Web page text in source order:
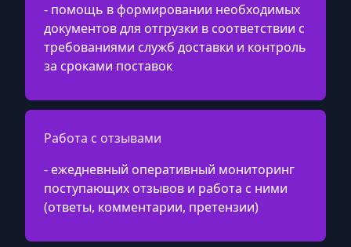
- помощь в формировании необходимых
документов для отгрузки в соответствии с
требованиями служб доставки и контроль
за сроками поставок
Работа с отзывами
- ежедневный оперативный мониторинг
поступающих отзывов и работа с ними
(ответы, комментарии, претензии)